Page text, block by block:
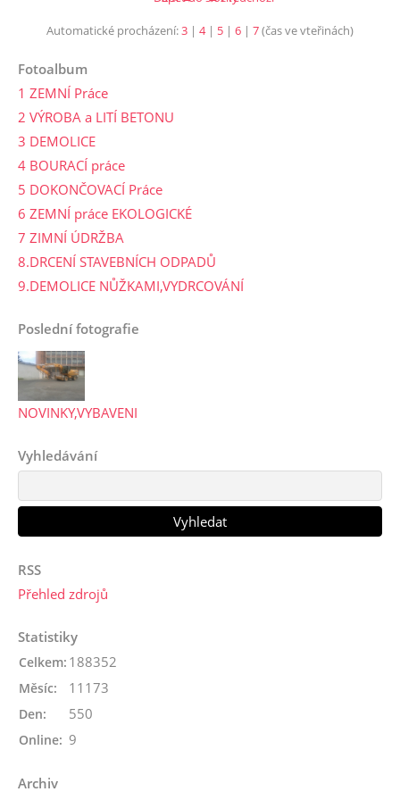
Automatické procházení:3 | 4| 5 | 6 | 7(čas ve vteřinách)
Fotoalbum
1 ZEMNÍ Práce
2 VÝROBA a LITÍ BETONU
3 DEMOLICE
4 BOURACÍ práce
5 DOKONČOVACÍ Práce
6 ZEMNÍ práce EKOLOGICKÉ
7 ZIMNÍ ÚDRŽBA
8.DRCENÍ STAVEBNÍCH ODPADŮ
9.DEMOLICE NŮŽKAMI,VYDRCOVÁNÍ
Poslední fotografie
NOVINKY,VYBAVENI
Vyhledávání
RSS
Přehled zdrojů
Statistiky
Online: 9
Celkem: 188352
Měsíc: 11173
Den: 550
Archiv